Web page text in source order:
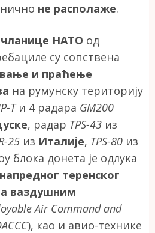
не располаже.
чланице НАТО од
су сопствена
и праћење
на румунску територију
Tи 4 радара GM200
, радар TPS-43 из
25 из Италије, TPS-80 из
блока донета је одлука
напредног теренског
ваздушним
Air Command and
), као и авио-технике